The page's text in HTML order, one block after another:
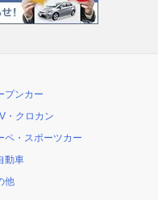
プンカー
・クロカン
ペ・スポーツカー
動車
他